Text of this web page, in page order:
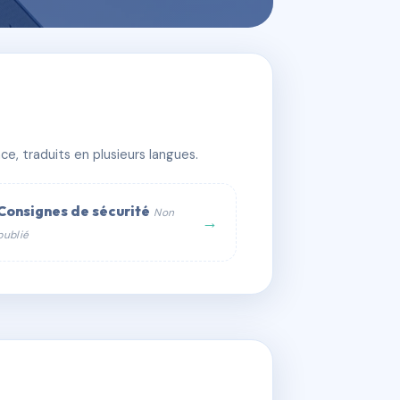
traduits en plusieurs langues.
de sécurité Non
→